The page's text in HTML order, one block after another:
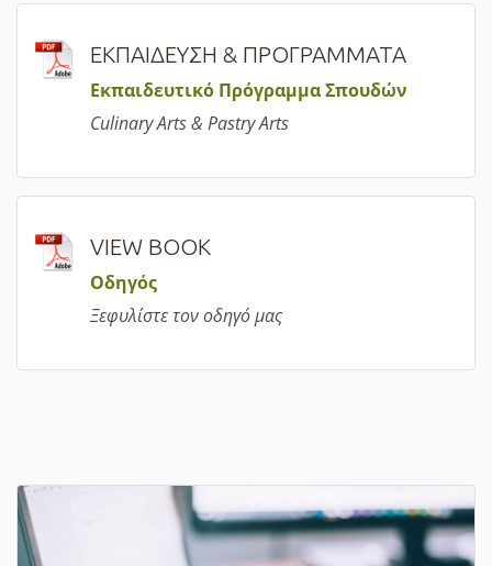
ΕΚΠΑΙΔΕΥΣΗ & ΠΡΟΓΡΑΜΜΑΤΑ
Εκπαιδευτικό Πρόγραμμα Σπουδών
Culinary Arts & Pastry Arts
VIEW BOOK
Οδηγός
Ξεφυλίστε τον οδηγό μας